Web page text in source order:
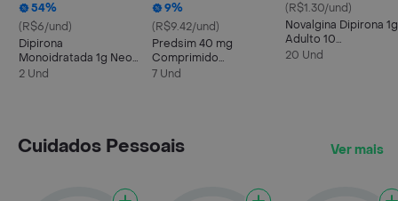
54%
(R$6/und)
Dipirona
Monoidratada 1g Neo
Química com 10
2 Und
9%
(R$9.42/und)
Predsim 40 mg
Comprimido
Revestido Blister com
7 Und
(R$1.30/und)
Novalgina Dipirona 1g
Adulto 10
Comprimidos
20 Und
Cuidados Pessoais Ver mais